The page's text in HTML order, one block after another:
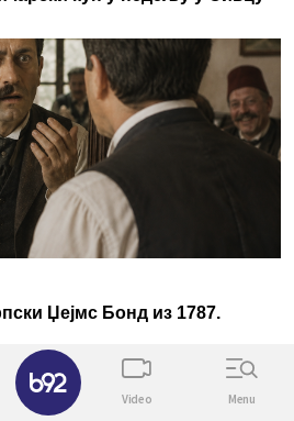
Џејмс Бонд из 1787.
Video Menu
✕